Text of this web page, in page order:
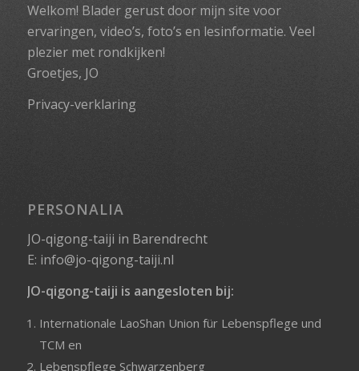
Welkom! Blader gerust door mijn site voor
ervaringen, video’s, foto’s en lesinformatie. Veel
plezier met rondkijken!
Groetjes, JO
Privacy-verklaring
PERSONALIA
JO-qigong-taiji in Barendrecht
E: info@jo-qigong-taiji.nl
JO-qigong-taiji is aangesloten bij:
Internationale LaoShan Union für Lebenspflege und
TCM en
Lebenspflege Schwarzenberg